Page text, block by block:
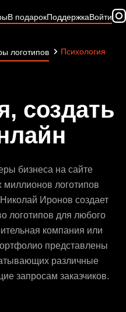
В подарокПоддержкаВойти
логотипов Психология
создать
бизнеса на сайте
миллионов логотипов
Иронов создает
логотипов для любого
компания или
представлены
различные
запросам заказчиков.